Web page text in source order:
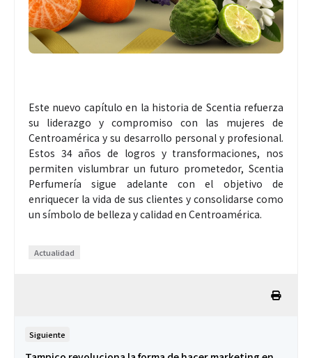
Este nuevo capítulo en la historia de Scentia refuerza
su liderazgo y compromiso con las mujeres de
Centroamérica y su desarrollo personal y profesional.
Estos 34 años de logros y transformaciones, nos
permiten vislumbrar un futuro prometedor, Scentia
Perfumería sigue adelante con el objetivo de
enriquecer la vida de sus clientes y consolidarse como
un símbolo de belleza y calidad en Centroamérica.
Actualidad
Siguiente